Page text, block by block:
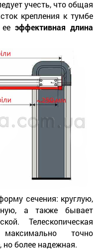
учесть, что общая
крепления к тумбе
эффективная длина
сечения: круглую,
а также бывает
Телескопическая
максимально точно
но более надежная.